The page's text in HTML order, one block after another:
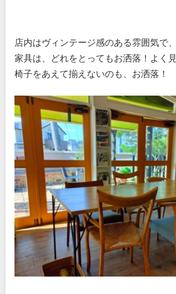
店内はヴィンテージ感のある雰囲気で
家具は、どれをとってもお洒落！よく
椅子をあえて揃えないのも、お洒落！